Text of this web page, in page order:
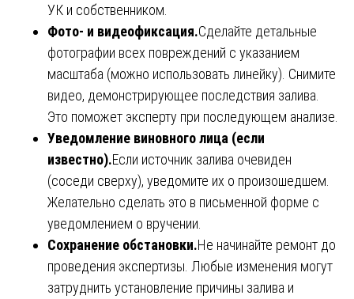
УК и собственником.
Фото- и видеофиксация.Сделайте детальные
фотографии всех повреждений с указанием
масштаба (можно использовать линейку). Снимите
видео, демонстрирующее последствия залива.
Это поможет эксперту при последующем анализе.
Уведомление виновного лица (если
известно).Если источник залива очевиден
(соседи сверху), уведомите их о произошедшем.
Желательно сделать это в письменной форме с
уведомлением о вручении.
Сохранение обстановки.Не начинайте ремонт до
проведения экспертизы. Любые изменения могут
затруднить установление причины залива и